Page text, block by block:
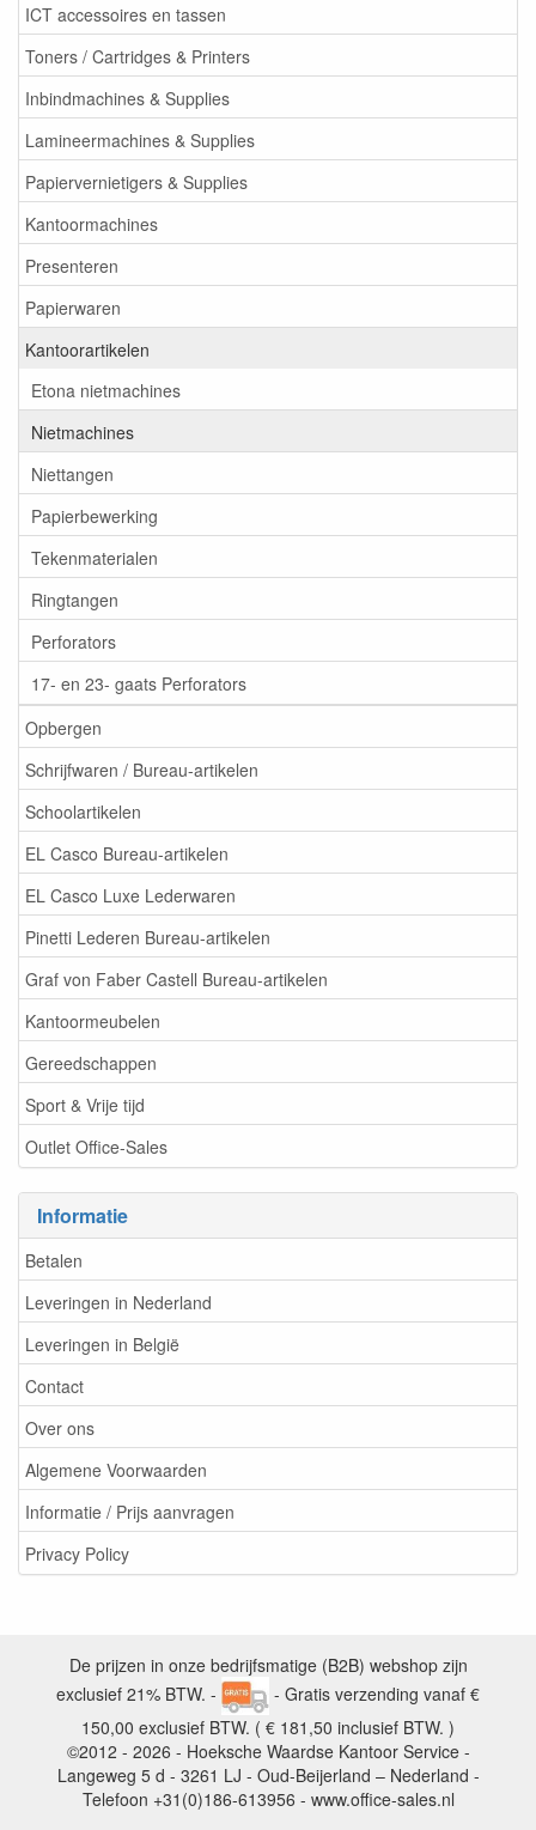
ICT accessoires en tassen
Toners / Cartridges & Printers
Inbindmachines & Supplies
Lamineermachines & Supplies
Papiervernietigers & Supplies
Kantoormachines
Presenteren
Papierwaren
Kantoorartikelen
Etona nietmachines
Nietmachines
Niettangen
Papierbewerking
Tekenmaterialen
Ringtangen
Perforators
17- en 23- gaats Perforators
Opbergen
Schrijfwaren / Bureau-artikelen
Schoolartikelen
EL Casco Bureau-artikelen
EL Casco Luxe Lederwaren
Pinetti Lederen Bureau-artikelen
Graf von Faber Castell Bureau-artikelen
Kantoormeubelen
Gereedschappen
Sport & Vrije tijd
Outlet Office-Sales
Informatie
Betalen
Leveringen in Nederland
Leveringen in België
Contact
Over ons
Algemene Voorwaarden
Informatie / Prijs aanvragen
Privacy Policy
De prijzen in onze bedrijfsmatige (B2B) webshop zijn
exclusief 21% BTW. -
- Gratis verzending vanaf €
150,00 exclusief BTW. ( € 181,50 inclusief BTW. )
©2012 - 2026 - Hoeksche Waardse Kantoor Service -
Langeweg 5 d - 3261 LJ - Oud-Beijerland – Nederland -
Telefoon +31(0)186-613956 - www.office-sales.nl